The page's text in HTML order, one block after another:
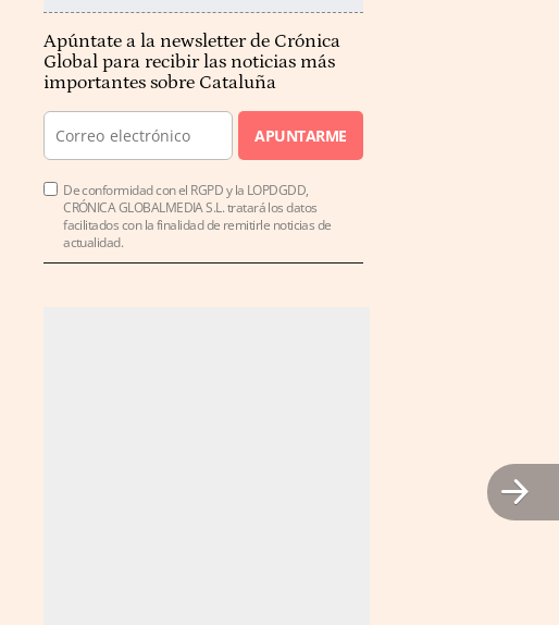
Apúntate a la newsletter de Crónica
Global para recibir las noticias más
importantes sobre Cataluña
APUNTARME
De conformidad con el RGPD y la LOPDGDD,
CRÓNICA GLOBALMEDIA S.L. tratará los datos
facilitados con la finalidad de remitirle noticias de
actualidad.